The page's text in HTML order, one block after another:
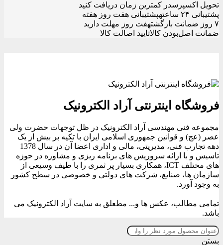
تحویل اکسپرسدر کمترین زمان دریافت کنید
پشتیبانی ۲۴ ساعته
پشتیبانی هفت روز هفته
۷ روز ضمانت بازگشت
هفت روز مهلت دارید
ضمانت اصل‌بودن کالاتایید اصالت کالا
فروشگاه اینترنتی آراد الکترونیک
مجموعه فنی مهندسی آراد الکترونیک در ظل توجهات حضرت ولی
عصر (عج) و قوانین جمهوری اسلامی ایران با تکیه بر بیش از یک
دهه تجارب فنی، مدیریتی، مالی و اداری اعضا آن در سال 1378
تاسیس و با ارائه سروریس های برنامه ریزی و مشاوره در حوزه
های مختلف ICT، همکاری بسیار پر ثمری را با طیف وسیعی از
سازمان ها، صنایع، شرکت های دولتی و خصوصی در سطح کشور
به وجود آورد.
تمامی مطالب، عکس ها و... مطعلق به سایت آراد الکترونیک می
باشد.
بستن